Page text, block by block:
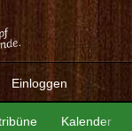
Einloggen
Kalender